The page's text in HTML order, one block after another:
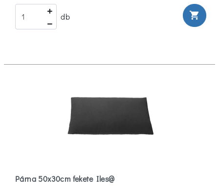
db shopping_cart
Párna 50x30cm fekete Iles@